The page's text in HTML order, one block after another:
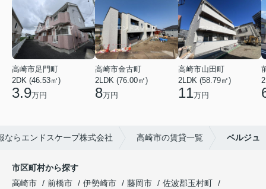
高崎市足門町
2DK (46.53㎡)
3.9万円
高崎市金古町
2LDK (76.00㎡)
8万円
高崎市山田町
2LDK (58.79㎡)
11万円
ならエンドスケープ株式会社 高崎市の賃貸一覧 ベルジュ
市区町村から探す
高崎市
前橋市 伊勢崎市 藤岡市
佐波郡玉村町